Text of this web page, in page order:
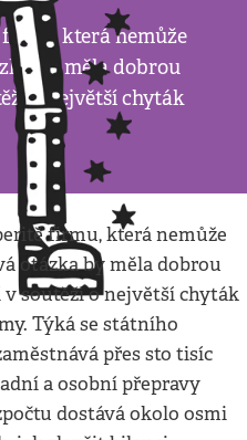
která nemůže
by měla dobrou
o největší chyták
firmu, která nemůže
otázka by měla dobrou
soutěži o největší chyták
Týká se státního
přes sto tisíc
a osobní přepravy
dostává okolo osmi